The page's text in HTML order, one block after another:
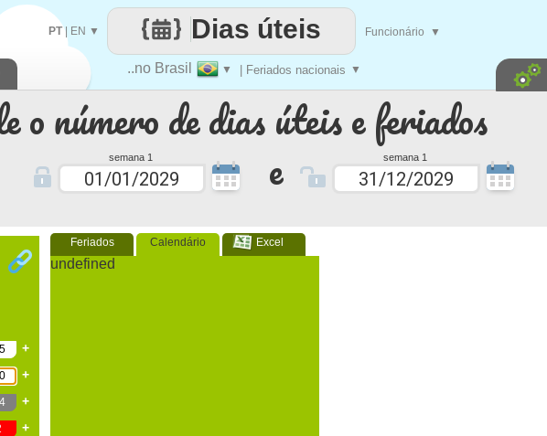
o número de dias úteis e feriados
semana 1 e semana 1
+
+
+
+
Feriados Calendário Excel
undefined
..no Brasil ▼ | Feriados nacionais ▼
Dias úteis
PT| EN ▼ Funcionário ▼